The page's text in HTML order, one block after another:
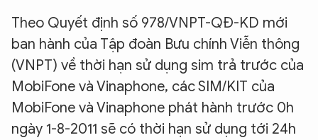
Theo Quyết định số 978/VNPT-QĐ-KD mới
ban hành của Tập đoàn Bưu chính Viễn thông
(VNPT) về thời hạn sử dụng sim trả trước của
MobiFone và Vinaphone, các SIM/KIT của
MobiFone và Vinaphone phát hành trước 0h
ngày 1-8-2011 sẽ có thời hạn sử dụng tới 24h